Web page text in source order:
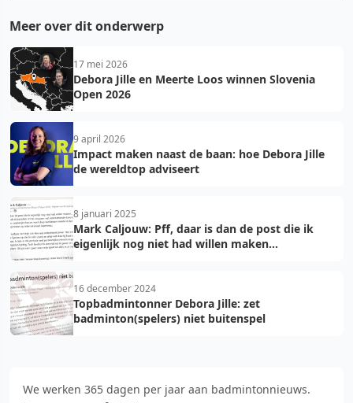
Meer over dit onderwerp
17 mei 2026
Debora Jille en Meerte Loos winnen Slovenia
Open 2026
9 april 2026
Impact maken naast de baan: hoe Debora Jille
de wereldtop adviseert
8 januari 2025
Mark Caljouw: Pff, daar is dan de post die ik
eigenlijk nog niet had willen maken...
16 december 2024
Topbadmintonner Debora Jille: zet
badminton(spelers) niet buitenspel
We werken 365 dagen per jaar aan badmintonnieuws.